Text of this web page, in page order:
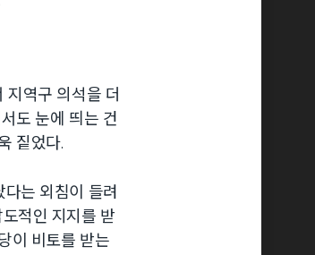
지역구 의석을 더
도 눈에 띄는 건
짙었다.
는 외침이 들려
적인 지지를 받
이 비토를 받는